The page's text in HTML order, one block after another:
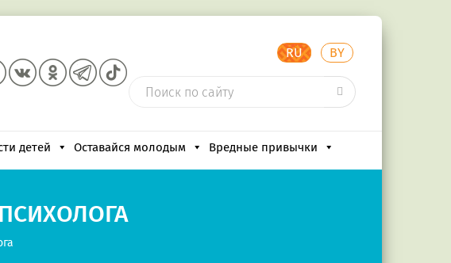
RU BY
детей Оставайся молодым Вредные привычки